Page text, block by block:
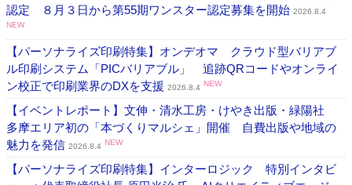
認定 ８月３日から第55期ワンスター認定募集を開始 2026.8.4
NEW
【パーソナライズ印刷特集】オンデオマ クラウド型バリアブ
ル印刷システム「PICバリアブル」 追跡QRコードやオンライ
ン校正で印刷業界のDXを支援 2026.8.4 NEW
【イベントレポート】文伸・清水工房・けやき出版・緑陽社
多摩エリア初の「本づくりマルシェ」開催 自費出版や地域の
魅力を発信 2026.8.4 NEW
【パーソナライズ印刷特集】インターロジック 特別インタビ